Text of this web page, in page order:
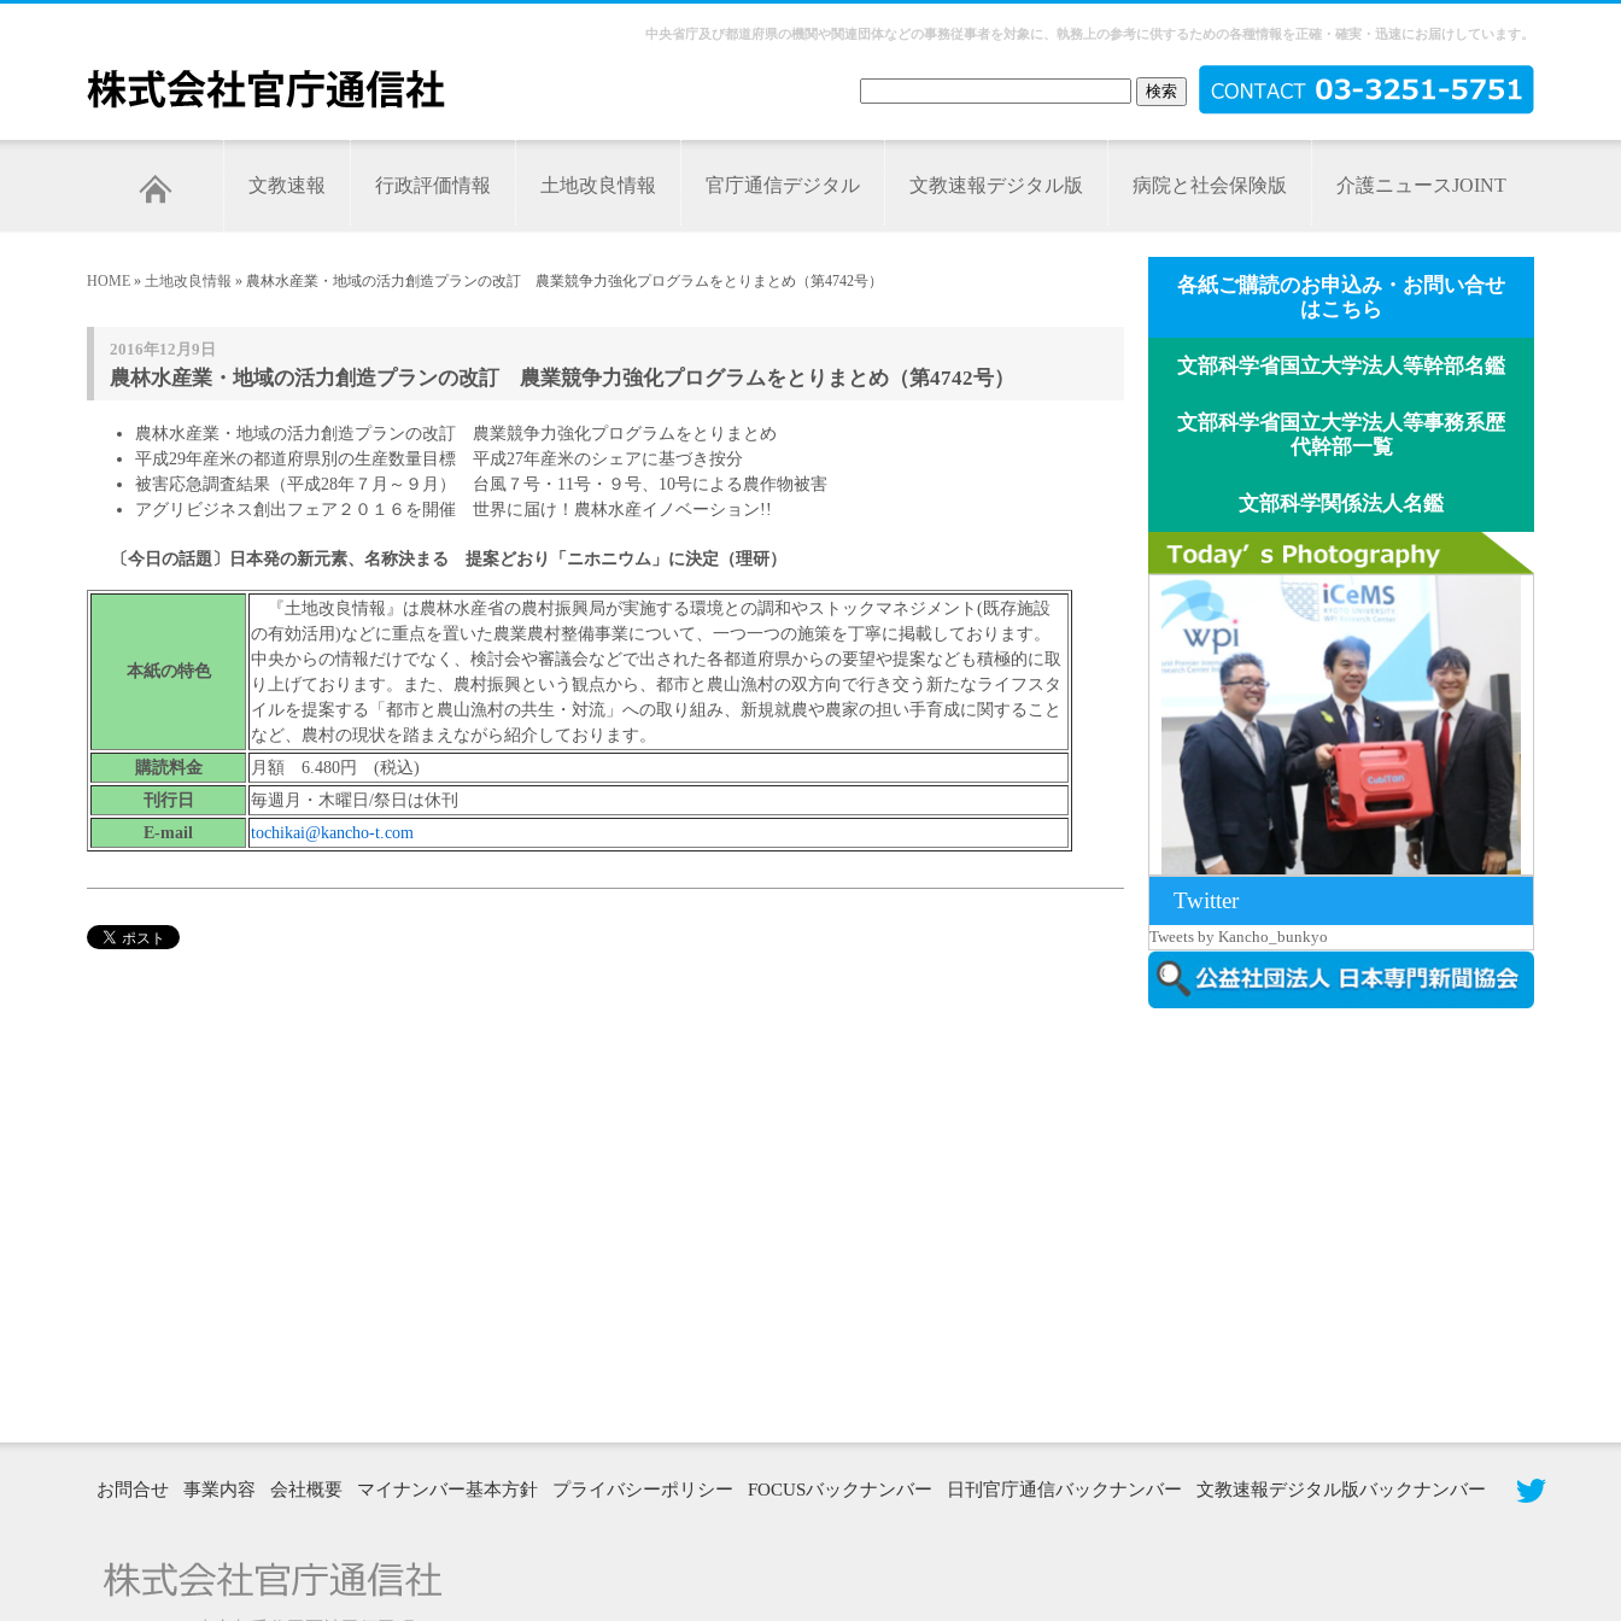
中央省庁及び都道府県の機関や関連団体などの事務従事者を対象に、執務上の参考に供するための各種情報を正確・確実・迅速にお届けしています。
文教速報 行政評価情報 土地改良情報 官庁通信デジタル 文教速報デジタル版 病院と社会保険版 介護ニュースJOINT
HOME » 土地改良情報 » 農林水産業・地域の活力創造プランの改訂 農業競争力強化プログラムをとりまとめ（第4742号）
2016年12月9日
農林水産業・地域の活力創造プランの改訂 農業競争力強化プログラムをとりまとめ（第4742号）
農林水産業・地域の活力創造プランの改訂 農業競争力強化プログラムをとりまとめ
平成29年産米の都道府県別の生産数量目標 平成27年産米のシェアに基づき按分
被害応急調査結果（平成28年７月～９月） 台風７号・11号・９号、10号による農作物被害
アグリビジネス創出フェア２０１６を開催 世界に届け！農林水産イノベーション!!
〔今日の話題〕日本発の新元素、名称決まる 提案どおり「ニホニウム」に決定（理研）
本紙の特色
『土地改良情報』は農林水産省の農村振興局が実施する環境との調和やストックマネジメント(既存施設
の有効活用)などに重点を置いた農業農村整備事業について、一つ一つの施策を丁寧に掲載しております。
中央からの情報だけでなく、検討会や審議会などで出された各都道府県からの要望や提案なども積極的に取
り上げております。また、農村振興という観点から、都市と農山漁村の双方向で行き交う新たなライフスタ
イルを提案する「都市と農山漁村の共生・対流」への取り組み、新規就農や農家の担い手育成に関すること
など、農村の現状を踏まえながら紹介しております。
購読料金
月額 6.480円 (税込)
刊行日
毎週月・木曜日/祭日は休刊
E-mail
tochikai@kancho-t.com
各紙ご購読のお申込み・お問い合せ
はこちら
文部科学省国立大学法人等幹部名鑑
文部科学省国立大学法人等事務系歴
代幹部一覧
文部科学関係法人名鑑
京都大iCeMS等を視察した松本文部科学
大...
Twitter
Tweets by Kancho_bunkyo
お問合せ 事業内容 会社概要 マイナンバー基本方針 プライバシーポリシー FOCUSバックナンバー 日刊官庁通信バックナンバー 文教速報デジタル版バックナンバー